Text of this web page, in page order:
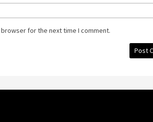
for the next time I comment.